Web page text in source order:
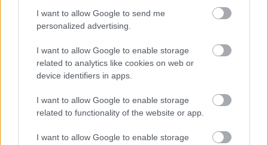
I want to allow Google to send me
personalized advertising.
I want to allow Google to enable storage
related to analytics like cookies on web or
device identifiers in apps.
I want to allow Google to enable storage
related to functionality of the website or app.
I want to allow Google to enable storage